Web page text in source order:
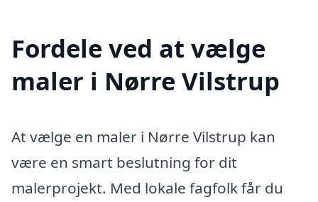
Fordele ved at vælge
maler i Nørre Vilstrup
At vælge en maler i Nørre Vilstrup kan
være en smart beslutning for dit
malerprojekt. Med lokale fagfolk får du